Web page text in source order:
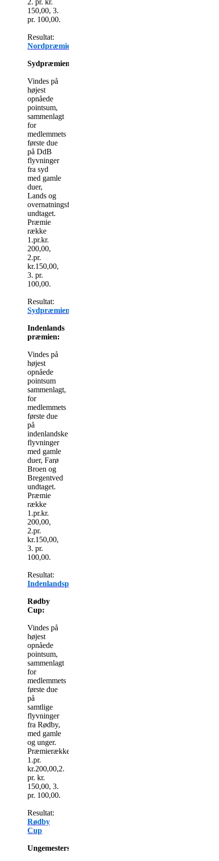
2. pr. kr.
150,00, 3.
pr. 100,00.
Resultat:
Nordpræmien
Sydpræmien:
Vindes på
højest
opnåede
pointsum,
sammenlagt
for
medlemmets
første due
på DdB
flyvninger
fra syd
med gamle
duer,
Lands og
overnatningsflyvninger
undtaget.
Præmie
række
1.pr.kr.
200,00,
2.pr.
kr.150,00,
3. pr.
100,00.
Resultat:
Sydpræmien
Indenlands
præmien:
Vindes på
højest
opnåede
pointsum
sammenlagt,
for
medlemmets
første due
på
indenlandske
flyvninger
med gamle
duer, Farø
Broen og
Bregentved
undtaget.
Præmie
række
1.pr.kr.
200,00,
2.pr.
kr.150,00,
3. pr.
100,00.
Resultat:
Indenlandspræmien
Rødby
Cup:
Vindes på
højest
opnåede
pointsum,
sammenlagt
for
medlemmets
første due
på
samtlige
flyvninger
fra Rødby,
med gamle
og unger.
Præmierække
1.pr.
kr.200,00,2.
pr. kr.
150,00, 3.
pr. 100,00.
Resultat:
Rødby
Cup
Ungemesterskabet: